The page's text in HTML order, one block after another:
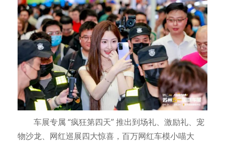
车展专属 “疯狂第四天” 推出到场礼、激励礼、宠
物沙龙、网红巡展四大惊喜，百万网红车模小喵大